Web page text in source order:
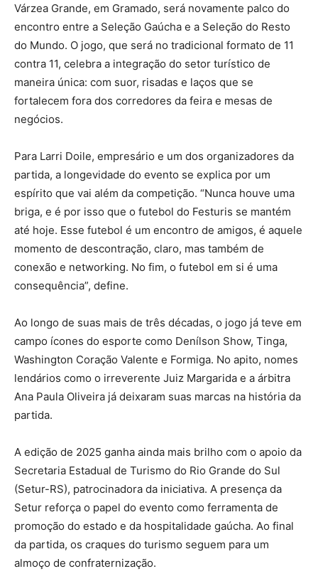
Várzea Grande, em Gramado, será novamente palco do
encontro entre a Seleção Gaúcha e a Seleção do Resto
do Mundo. O jogo, que será no tradicional formato de 11
contra 11, celebra a integração do setor turístico de
maneira única: com suor, risadas e laços que se
fortalecem fora dos corredores da feira e mesas de
negócios.
Para Larri Doile, empresário e um dos organizadores da
partida, a longevidade do evento se explica por um
espírito que vai além da competição. “Nunca houve uma
briga, e é por isso que o futebol do Festuris se mantém
até hoje. Esse futebol é um encontro de amigos, é aquele
momento de descontração, claro, mas também de
conexão e networking. No fim, o futebol em si é uma
consequência”, define.
Ao longo de suas mais de três décadas, o jogo já teve em
campo ícones do esporte como Denílson Show, Tinga,
Washington Coração Valente e Formiga. No apito, nomes
lendários como o irreverente Juiz Margarida e a árbitra
Ana Paula Oliveira já deixaram suas marcas na história da
partida.
A edição de 2025 ganha ainda mais brilho com o apoio da
Secretaria Estadual de Turismo do Rio Grande do Sul
(Setur-RS), patrocinadora da iniciativa. A presença da
Setur reforça o papel do evento como ferramenta de
promoção do estado e da hospitalidade gaúcha. Ao final
da partida, os craques do turismo seguem para um
almoço de confraternização.